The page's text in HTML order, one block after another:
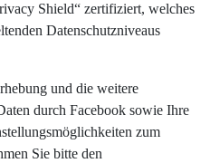
Shield“ zertifiziert, welches
Datenschutzniveaus
und die weitere
durch Facebook sowie Ihre
zum
Sie bitte den